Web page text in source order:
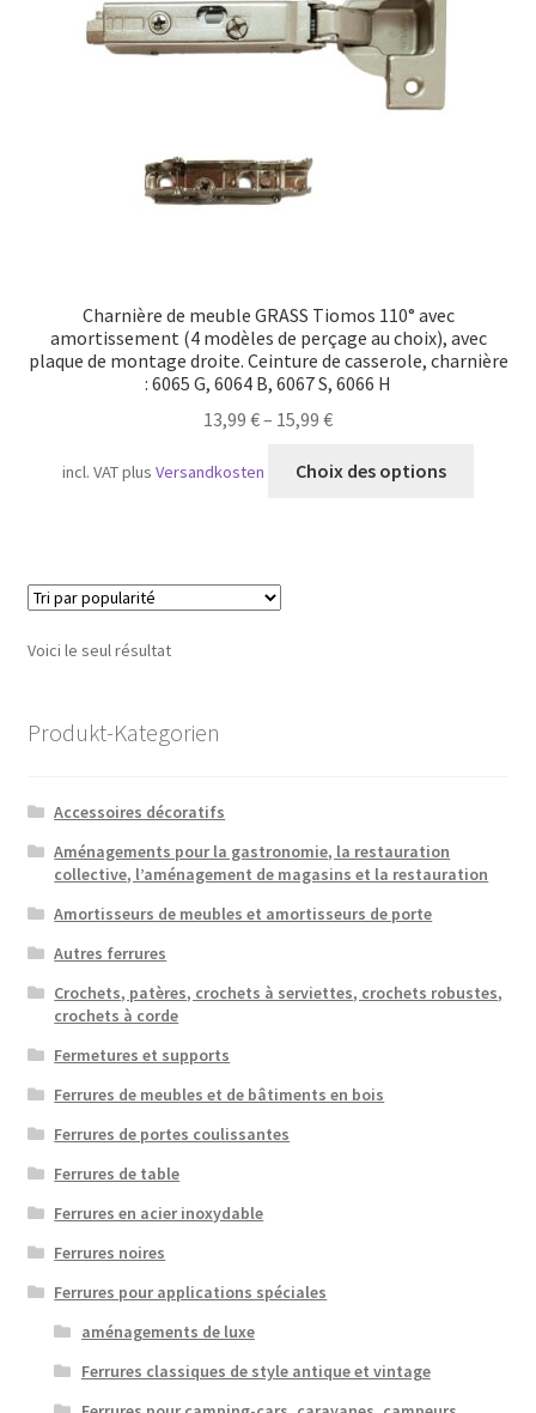
Transport maritime
Charnière de meuble GRASS Tiomos 110° avec
amortissement (4 modèles de perçage au choix), avec
plaque de montage droite. Ceinture de casserole, charnière
: 6065 G, 6064 B, 6067 S, 6066 H
13,99 €– 15,99 €
incl. VATplusVersandkosten Choix des options
produit
Voici le seul résultat
Produkt-Kategorien
Accessoires décoratifs
Aménagements pour la gastronomie, la restauration
collective, l’aménagement de magasins et la restauration
Amortisseurs de meubles et amortisseurs de porte
Autres ferrures
Crochets, patères, crochets à serviettes, crochets robustes,
crochets à corde
Fermetures et supports
Ferrures de meubles et de bâtiments en bois
Ferrures de portes coulissantes
Ferrures de table
Ferrures en acier inoxydable
Ferrures noires
Ferrures pour applications spéciales
aménagements de luxe
Ferrures classiques de style antique et vintage